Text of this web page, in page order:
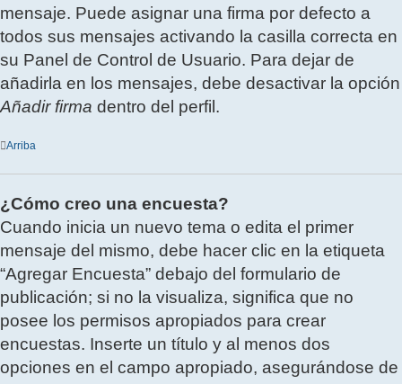
mensaje. Puede asignar una firma por defecto a
todos sus mensajes activando la casilla correcta en
su Panel de Control de Usuario. Para dejar de
añadirla en los mensajes, debe desactivar la opción
Añadir firma dentro del perfil.
Arriba
¿Cómo creo una encuesta?
Cuando inicia un nuevo tema o edita el primer
mensaje del mismo, debe hacer clic en la etiqueta
“Agregar Encuesta” debajo del formulario de
publicación; si no la visualiza, significa que no
posee los permisos apropiados para crear
encuestas. Inserte un título y al menos dos
opciones en el campo apropiado, asegurándose de